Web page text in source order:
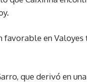
en Valoyes
que derivó en